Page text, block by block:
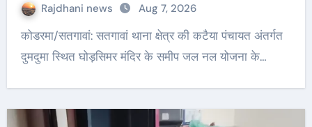
Rajdhani news Aug 7, 2026
कोडरमा/सतगावां: सतगावां थाना क्षेत्र की कटैया पंचायत अंतर्गत
दुमदुमा स्थित घोड़सिमर मंदिर के समीप जल नल योजना के…